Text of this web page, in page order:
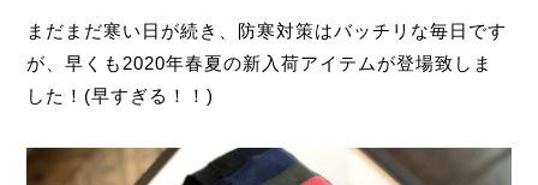
まだまだ寒い日が続き、防寒対策はバッチリな毎日です
が、早くも2020年春夏の新入荷アイテムが登場致しま
した！(早すぎる！！)